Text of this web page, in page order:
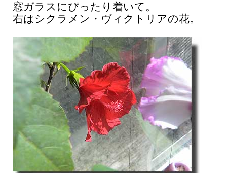
窓ガラスにぴったり着いて。
右はシクラメン・ヴィクトリアの花。